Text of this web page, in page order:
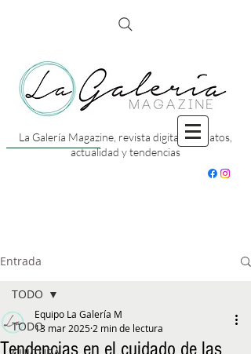
La Galería Magazine, revista digital con datos,
actualidad y tendencias
Entrada
TODO
TODO
Tendencias en el cuidado de las
Equipo La Galería M
13 mar 2025 2 min de lectura